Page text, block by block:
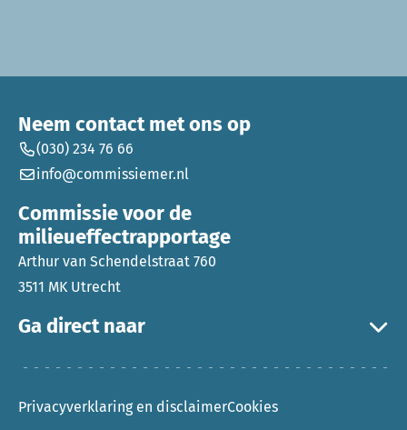
Ga direct naar
Neem contact met ons op
(030) 234 76 66
info@commissiemer.nl
Commissie voor de
milieueffectrapportage
Arthur van Schendelstraat 760
3511 MK Utrecht
Privacyverklaring en disclaimerCookies